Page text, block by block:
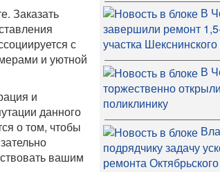
Заказать
с
и уютной
и
данного
о том, чтобы
вашим
В
завершили ремонт
участка
В
торжественно
поликлинику
подрядчику задачу
ремонта